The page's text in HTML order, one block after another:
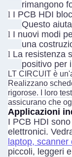
rimangono
l I PCB HDI
Questo
l I nuovi modi
una
l La resistenza
positivo per
LT CIRCUIT è
Realizzano
rigorose. I loro
assicurano che
Applicazioni
I PCB HDI
elettronici.
laptop, scanner
piccoli, leggeri